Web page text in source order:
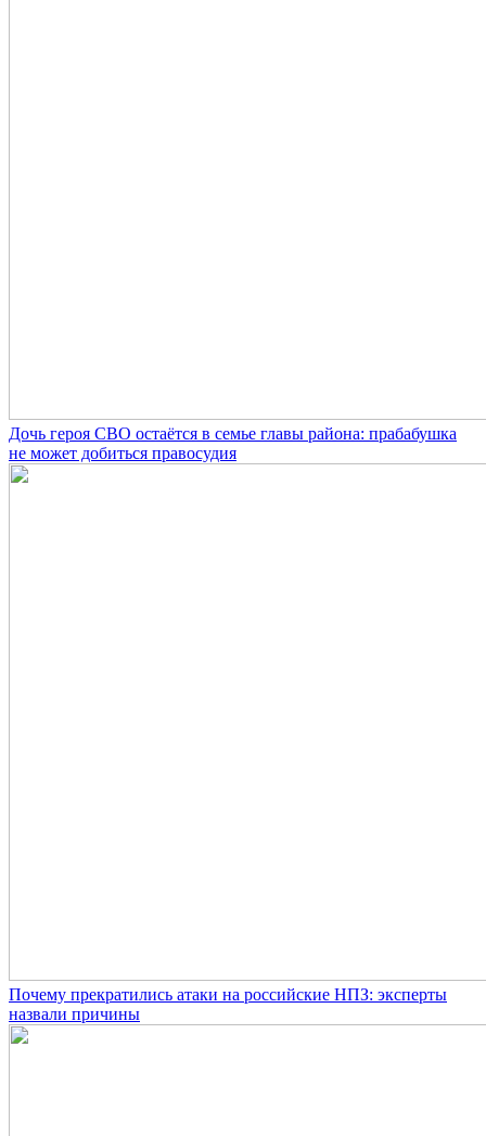
Дочь героя СВО остаётся в семье главы района: прабабушка
не может добиться правосудия
Почему прекратились атаки на российские НПЗ: эксперты
назвали причины